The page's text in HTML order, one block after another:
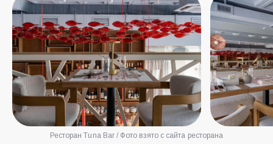
Ресторан Tuna Bar / Фото взято с сайта ресторана